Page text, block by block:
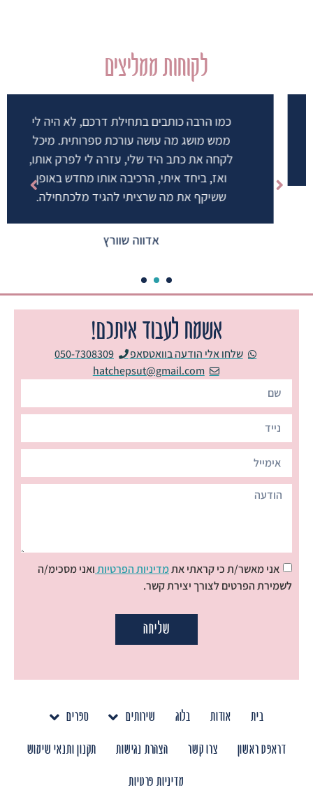
לקוחות ממליצים
כמו הרבה כותבים בתחילת דרכם, לא היה לי
ממש מושג מה עושה עורכת ספרותית. מיכל
לקחה את כתב היד שלי, עזרה לי לפרק אותו,
ואז, ביחד איתי, הרכיבה אותו מחדש באופן
ששיקף את מה שרציתי להגיד מלכתחילה.
אדווה שוורץ
אשמח לעבוד איתכם!
שלחו אלי הודעה בוואטסאפ
050-7308309
hatchepsut@gmail.com‏
אני מאשר/ת כי קראתי אתמדיניות הפרטיותואני מסכימ/ה
לשמירת הפרטים לצורך יצירת קשר.
שליחה
בית אודות בלוג שירותים ספרים
דראפט ראשון צרו קשר הצהרת נגישות
תקנון ותנאי שימוש
מדיניות פרטיות